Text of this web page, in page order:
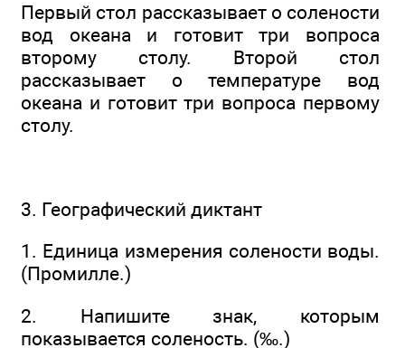
Первый стол рассказывает о солености
вод океана и готовит три вопроса
второму столу. Второй стол
рассказывает о температуре вод
океана и готовит три вопроса первому
столу.
3. Географический диктант
1. Единица измерения солености воды.
(Промилле.)
2. Напишите знак, которым
показывается соленость. (‰.)